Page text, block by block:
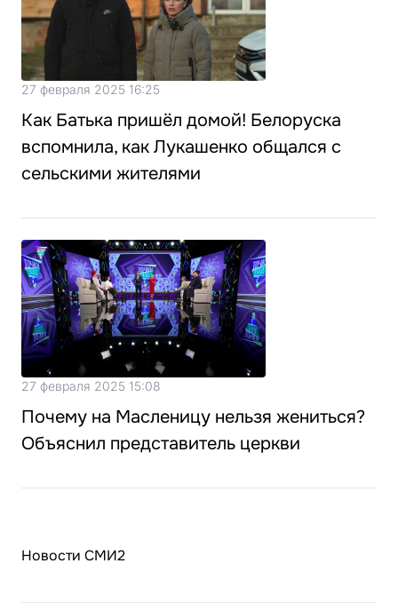
27 февраля 2025 16:25
Как Батька пришёл домой! Белоруска
вспомнила, как Лукашенко общался с
сельскими жителями
27 февраля 2025 15:08
Почему на Масленицу нельзя жениться?
Объяснил представитель церкви
Новости СМИ2